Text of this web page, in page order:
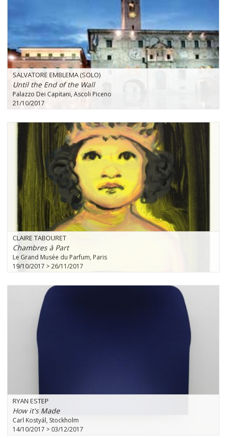
SALVATORE EMBLEMA (SOLO)
Until the End of the Wall
Palazzo Dei Capitani, Ascoli Piceno
21/10/2017
CLAIRE TABOURET
Chambres à Part
Le Grand Musée du Parfum, Paris
19/10/2017 > 26/11/2017
RYAN ESTEP
How it's Made
Carl Kostyál, Stockholm
14/10/2017 > 03/12/2017